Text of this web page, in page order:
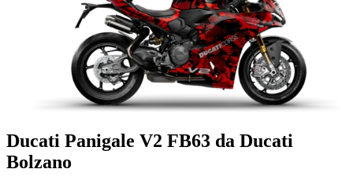
Ducati Panigale V2 FB63 da Ducati
Bolzano